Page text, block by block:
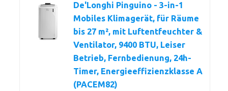
De'Longhi Pinguino - 3-in-1
Mobiles Klimagerät, für Räume
bis 27 m², mit Luftentfeuchter &
Ventilator, 9400 BTU, Leiser
Betrieb, Fernbedienung, 24h-
Timer, Energieeffizienzklasse A
(PACEM82)